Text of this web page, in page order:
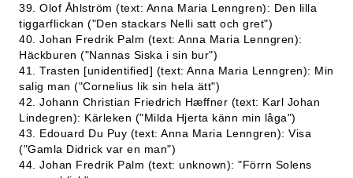
39. Olof Åhlström (text: Anna Maria Lenngren): Den lilla
tiggarflickan ("Den stackars Nelli satt och gret")
40. Johan Fredrik Palm (text: Anna Maria Lenngren):
Häckburen ("Nannas Siska i sin bur")
41. Trasten [unidentified] (text: Anna Maria Lenngren): Min
salig man ("Cornelius lik sin hela ätt")
42. Johann Christian Friedrich Hæffner (text: Karl Johan
Lindegren): Kärleken ("Milda Hjerta känn min låga")
43. Edouard Du Puy (text: Anna Maria Lenngren): Visa
("Gamla Didrick var en man")
44. Johan Fredrik Palm (text: unknown): "Förrn Solens